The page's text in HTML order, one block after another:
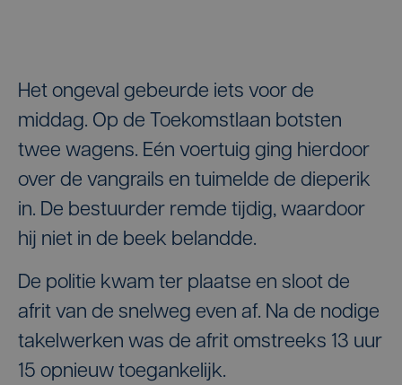
Het ongeval gebeurde iets voor de
middag. Op de Toekomstlaan botsten
twee wagens. Eén voertuig ging hierdoor
over de vangrails en tuimelde de dieperik
in. De bestuurder remde tijdig, waardoor
hij niet in de beek belandde.
De politie kwam ter plaatse en sloot de
afrit van de snelweg even af. Na de nodige
takelwerken was de afrit omstreeks 13 uur
15 opnieuw toegankelijk.